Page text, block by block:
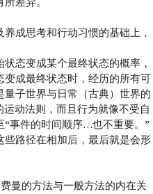
成思考和行动习惯的基础上，
态变成某个最终状态的概率，
成最终状态时，经历的所有可
子世界与日常（古典）世界的
动法则，而且行为就像不受自
事件的时间顺序…也不重要。”
路径在相加后，最后就是会形
曼的方法与一般方法的内在关